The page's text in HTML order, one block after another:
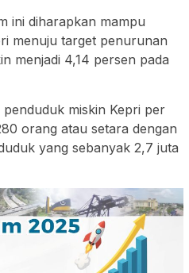
ini diharapkan mampu
menuju target penurunan
menjadi 4,14 persen pada
miskin Kepri per
orang atau setara dengan
yang sebanyak 2,7 juta